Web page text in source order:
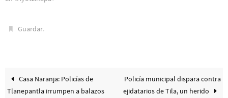
Guardar.
Casa Naranja: Policías de
Tlanepantla irrumpen a balazos
Policía municipal dispara contra
ejidatarios de Tila, un herido